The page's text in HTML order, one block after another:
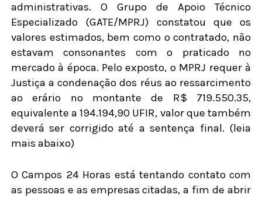
administrativas. O Grupo de Apoio Técnico
Especializado (GATE/MPRJ) constatou que os
valores estimados, bem como o contratado, não
estavam consonantes com o praticado no
mercado à época. Pelo exposto, o MPRJ requer à
Justiça a condenação dos réus ao ressarcimento
ao erário no montante de R$ 719.550.35,
equivalente a 194.194,90 UFIR, valor que também
deverá ser corrigido até a sentença final. (leia
mais abaixo)
O Campos 24 Horas está tentando contato com
as pessoas e as empresas citadas, a fim de abrir